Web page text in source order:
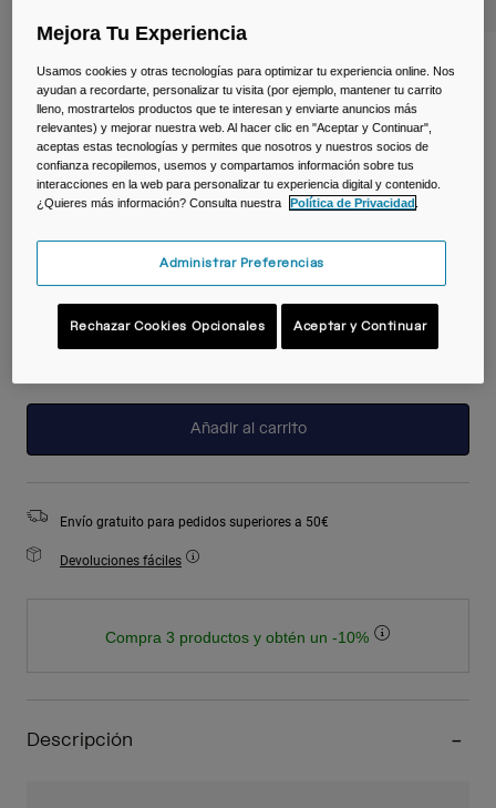
Mochila H.A.W.G.® MTB de 20L con
depósito de 3L
N.º de artículo38113-D28-OS
199,99 €
seleccionado
Añadir al carrito
Envío gratuito para pedidos superiores a 50€
Devoluciones fáciles
Compra 3 productos y obtén un -10%
Descripción
Mejora Tu Experiencia
Usamos cookies y otras tecnologías para optimizar tu experiencia online. Nos
ayudan a recordarte, personalizar tu visita (por ejemplo, mantener tu carrito
lleno, mostrartelos productos que te interesan y enviarte anuncios más
relevantes) y mejorar nuestra web. Al hacer clic en "Aceptar y Continuar",
aceptas estas tecnologías y permites que nosotros y nuestros socios de
confianza recopilemos, usemos y compartamos información sobre tus
interacciones en la web para personalizar tu experiencia digital y contenido.
¿Quieres más información? Consulta nuestra
Política de Privacidad
Administrar Preferencias
Rechazar Cookies Opcionales Aceptar y Continuar